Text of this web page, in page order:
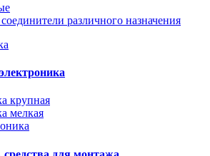
различного назначения
крупная
мелкая